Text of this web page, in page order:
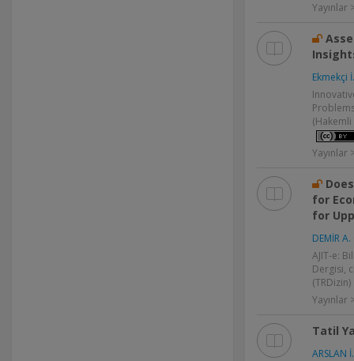
Yayınlar
Ekmekçi İ.
Yayınlar
for
for
DEMİR A.
AJIT-e:
Dergisi,
(TRDizin)
Yayınlar
Tatil
ARSLAN